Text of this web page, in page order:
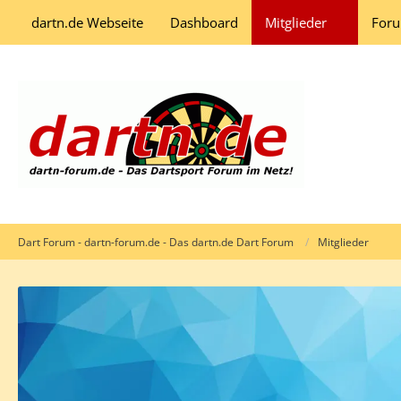
dartn.de Webseite Dashboard Mitglieder
Dart Forum - dartn-forum.de - Das dartn.de Dart Forum Mitglieder